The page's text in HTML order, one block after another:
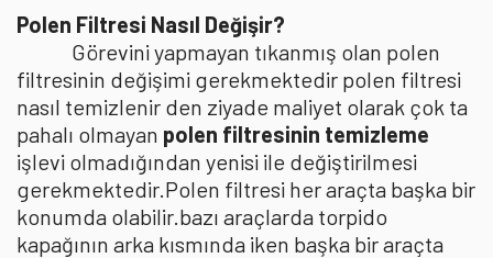
Polen Filtresi Nasıl Değişir?
Görevini yapmayan tıkanmış olan polen
filtresinin değişimi gerekmektedir polen filtresi
nasıl temizlenir den ziyade maliyet olarak çok ta
pahalı olmayan polen filtresinin temizleme
işlevi olmadığından yenisi ile değiştirilmesi
gerekmektedir.Polen filtresi her araçta başka bir
konumda olabilir.bazı araçlarda torpido
kapağının arka kısmında iken başka bir araçta